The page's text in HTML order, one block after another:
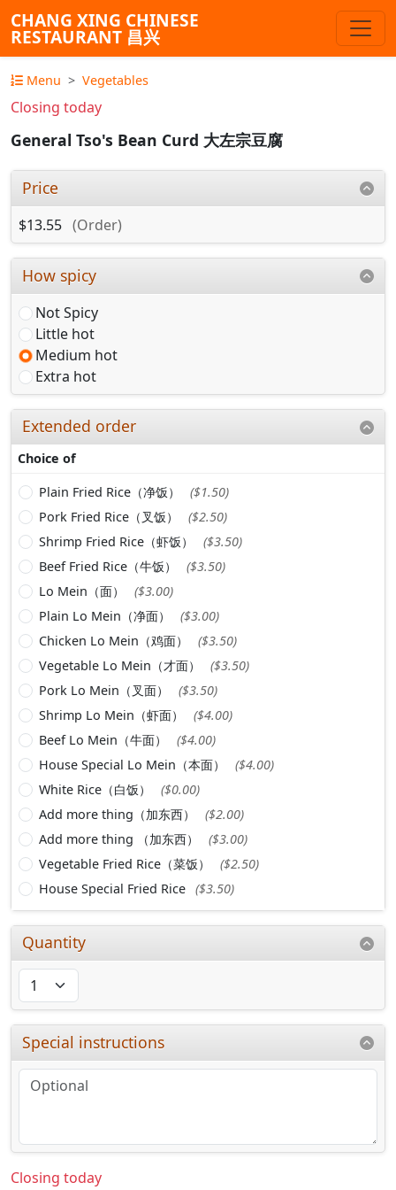
CHANG XING CHINESE
RESTAURANT 昌兴
Menu Vegetables
Closing today
General Tso's Bean Curd 大左宗豆腐
Price
$13.55 (Order)
How spicy
Not Spicy
Little hot
Medium hot
Extra hot
Extended order
Choice of
Plain Fried Rice（净饭）
($1.50)
Pork Fried Rice（叉饭）
($2.50)
Shrimp Fried Rice（虾饭）
($3.50)
Beef Fried Rice（牛饭）
($3.50)
Lo Mein（面）
($3.00)
Plain Lo Mein（净面）
($3.00)
Chicken Lo Mein（鸡面）
($3.50)
Vegetable Lo Mein（才面）
($3.50)
Pork Lo Mein（叉面）
($3.50)
Shrimp Lo Mein（虾面）
($4.00)
Beef Lo Mein（牛面）
($4.00)
House Special Lo Mein（本面）
($4.00)
White Rice（白饭）
($0.00)
Add more thing（加东西）
($2.00)
Add more thing （加东西）
($3.00)
Vegetable Fried Rice（菜饭）
($2.50)
House Special Fried Rice ($3.50)
Quantity
Special instructions
Closing today